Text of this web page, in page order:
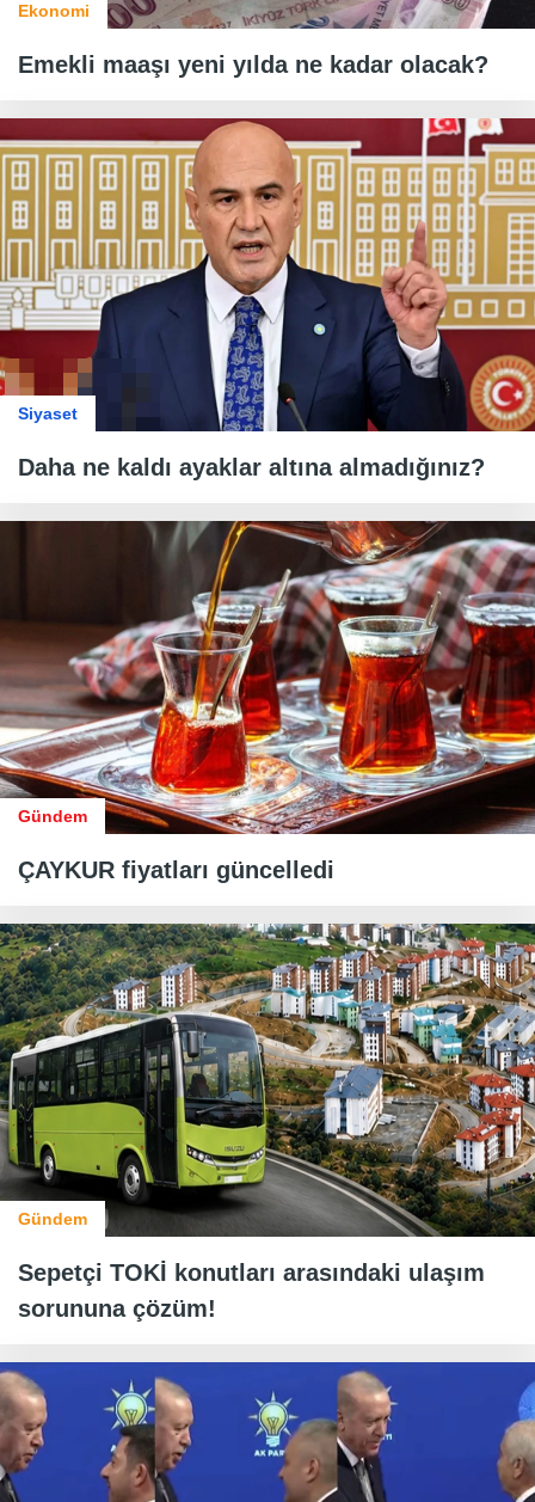
Ekonomi
Emekli maaşı yeni yılda ne kadar olacak?
Siyaset
Daha ne kaldı ayaklar altına almadığınız?
Gündem
ÇAYKUR fiyatları güncelledi
Gündem
Sepetçi TOKİ konutları arasındaki ulaşım
sorununa çözüm!